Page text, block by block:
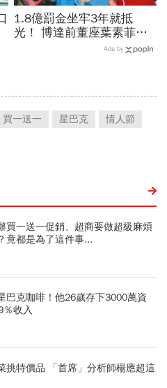
1.8億罰金坐牢3年就抵
光！ 博達前董座葉素菲今
Ads by
買一送一 星巴克
情人節
買一送一促銷、超商要做超級麻煩
竟都是為了這件事...
巴克咖啡！他26歲存下3000萬資
收入
挑特價品 「首席」分析師楊應超這